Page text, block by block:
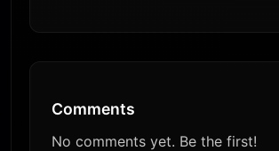
Comments
No comments yet. Be the first!